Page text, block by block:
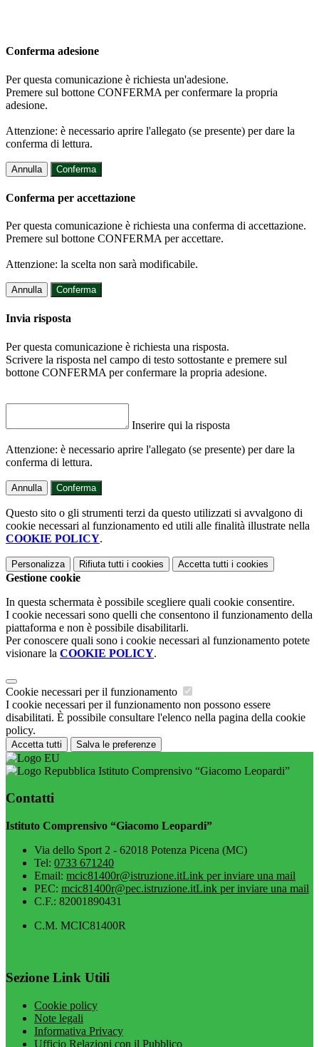
Conferma adesione
Per questa comunicazione è richiesta un'adesione.
Premere sul bottone CONFERMA per confermare la propria
adesione.
Attenzione: è necessario aprire l'allegato (se presente) per dare la
conferma di lettura.
Annulla Conferma
Conferma per accettazione
Per questa comunicazione è richiesta una conferma di accettazione.
Premere sul bottone CONFERMA per accettare.
Attenzione: la scelta non sarà modificabile.
Annulla Conferma
Invia risposta
Per questa comunicazione è richiesta una risposta.
Scrivere la risposta nel campo di testo sottostante e premere sul
bottone CONFERMA per confermare la propria adesione.
Inserire qui la risposta
Attenzione: è necessario aprire l'allegato (se presente) per dare la
conferma di lettura.
Annulla Conferma
Questo sito o gli strumenti terzi da questo utilizzati si avvalgono di
cookie necessari al funzionamento ed utili alle finalità illustrate nella
COOKIE POLICY.
Personalizza Rifiuta tutti i cookies Accetta tutti i cookies
Gestione cookie
In questa schermata è possibile scegliere quali cookie consentire.
I cookie necessari sono quelli che consentono il funzionamento della
piattaforma e non è possibile disabilitarli.
Per conoscere quali sono i cookie necessari al funzionamento potete
visionare la COOKIE POLICY.
Cookie necessari per il funzionamento
I cookie necessari per il funzionamento non possono essere
disabilitati. È possibile consultare l'elenco nella pagina della cookie
policy.
Accetta tutti Salva le preferenze
Istituto Comprensivo “Giacomo Leopardi”
Contatti
Istituto Comprensivo “Giacomo Leopardi”
Via dello Sport 2 - 62018 Potenza Picena (MC)
Tel: 0733 671240
Email: mcic81400r@istruzione.itLink per inviare una mail
PEC: mcic81400r@pec.istruzione.itLink per inviare una mail
C.F.: 82001890431
C.M. MCIC81400R
Sezione Link Utili
Cookie policy
Note legali
Informativa Privacy
Ufficio Relazioni con il Pubblico